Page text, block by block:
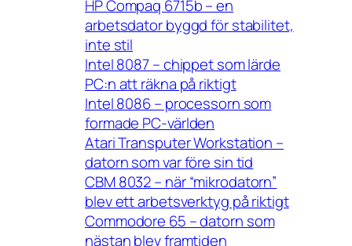
HP Compaq 6715b – en
arbetsdator byggd för stabilitet,
inte stil
Intel 8087 – chippet som lärde
PC:n att räkna på riktigt
Intel 8086 – processorn som
formade PC-världen
Atari Transputer Workstation –
datorn som var före sin tid
CBM 8032 – när “mikrodatorn”
blev ett arbetsverktyg på riktigt
Commodore 65 – datorn som
nästan blev framtiden